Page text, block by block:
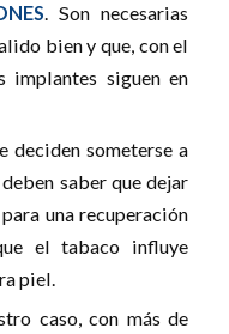
. Son necesarias
bien y que, con el
implantes siguen en
deciden someterse a
saber que dejar
una recuperación
el tabaco influye
piel.
caso, con más de